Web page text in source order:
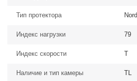
Тип протектора Nord
Индекс нагрузки 79
Индекс скорости T
Наличие и тип камеры TL